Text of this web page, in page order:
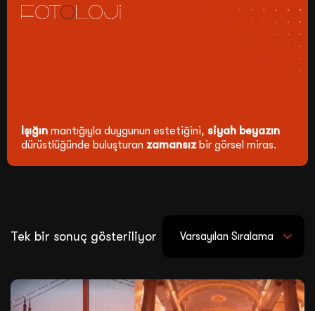
Işığın mantığıyla duygunun estetiğini, siyah beyazın
dürüstlüğünde buluşturan zamansızbir görsel miras.
Tek bir sonuç gösteriliyor Varsayılan Sıralama
Satış